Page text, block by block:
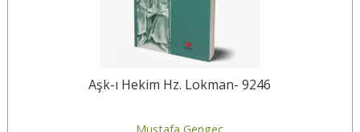
Aşk-ı Hekim Hz. Lokman- 9246